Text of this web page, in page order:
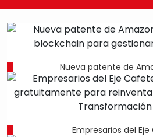
Nueva patente de
Empresarios del